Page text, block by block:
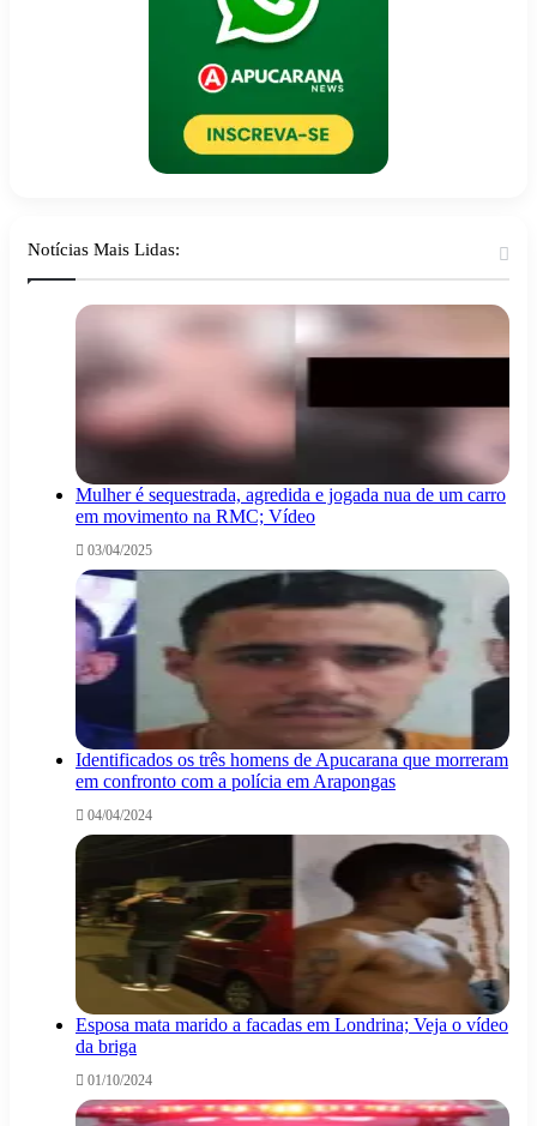
Notícias Mais Lidas:
Mulher é sequestrada, agredida e jogada nua de um carro
em movimento na RMC; Vídeo
03/04/2025
Identificados os três homens de Apucarana que morreram
em confronto com a polícia em Arapongas
04/04/2024
Esposa mata marido a facadas em Londrina; Veja o vídeo
da briga
01/10/2024